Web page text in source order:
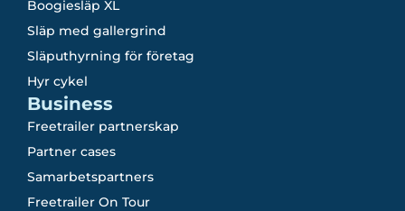
Boogiesläp XL
Släp med gallergrind
Släputhyrning för företag
Hyr cykel
Business
Freetrailer partnerskap
Partner cases
Samarbetspartners
Freetrailer On Tour